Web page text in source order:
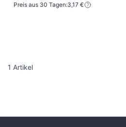
Preis aus 30 Tagen:3,17 €
1 Artikel